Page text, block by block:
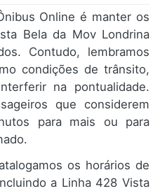
Online é manter os
Bela da Mov Londrina
Contudo, lembramos
condições de trânsito,
na pontualidade.
que considerem
para mais ou para
os horários de
a Linha 428 Vista